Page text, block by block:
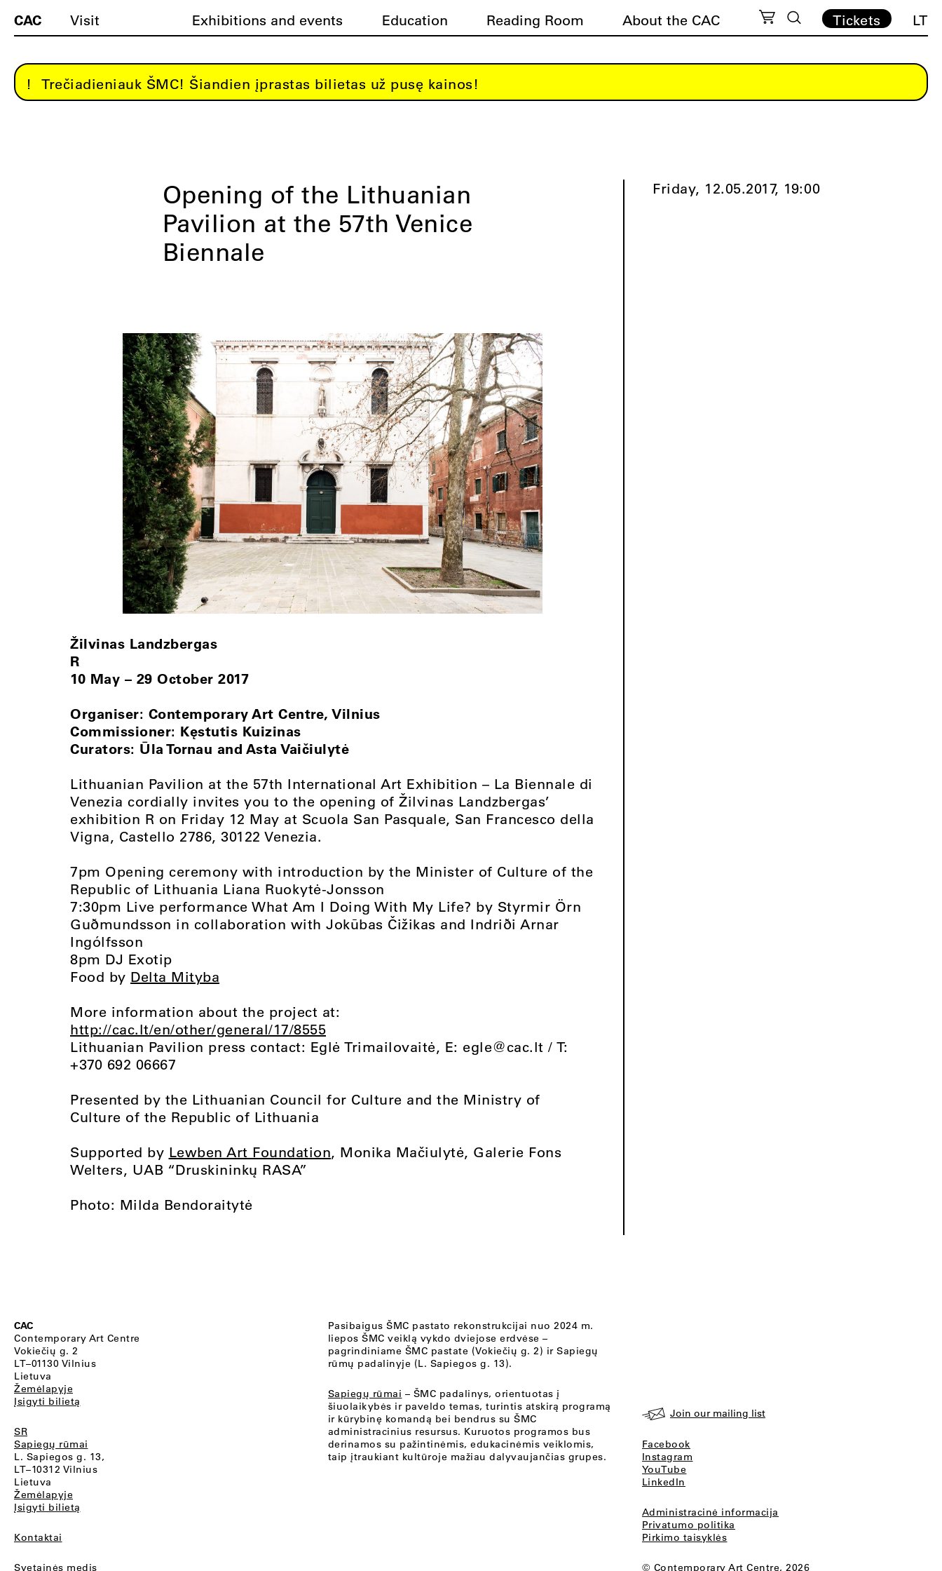
CAC Visit Exhibitions and events Education Reading Room About the CAC Tickets LT
Trečiadieniauk ŠMC! Šiandien įprastas bilietas už pusę kainos!
Opening of the Lithuanian
Pavilion at the 57th Venice
Biennale
Žilvinas Landzbergas
R
10 May – 29 October 2017
Organiser: Contemporary Art Centre, Vilnius
Commissioner: Kęstutis Kuizinas
Curators: Ūla Tornau and Asta Vaičiulytė
Lithuanian Pavilion at the 57th International Art Exhibition – La Biennale di
Venezia cordially invites you to the opening of Žilvinas Landzbergas’
exhibition R on Friday 12 May at Scuola San Pasquale, San Francesco della
Vigna, Castello 2786, 30122 Venezia.
7pm Opening ceremony with introduction by the Minister of Culture of the
Republic of Lithuania Liana Ruokytė-Jonsson
7:30pm Live performance What Am I Doing With My Life? by Styrmir Örn
Guðmundsson in collaboration with Jokūbas Čižikas and Indriði Arnar
Ingólfsson
8pm DJ Exotip
Food by Delta Mityba
More information about the project at:
http://cac.lt/en/other/general/17/8555
Lithuanian Pavilion press contact: Eglė Trimailovaitė, E: egle@cac.lt / T:
+370 692 06667
Presented by the Lithuanian Council for Culture and the Ministry of
Culture of the Republic of Lithuania
Supported by Lewben Art Foundation, Monika Mačiulytė, Galerie Fons
Welters, UAB “Druskininkų RASA”
Photo: Milda Bendoraitytė
Friday, 12.05.2017, 19:00
CAC
Contemporary Art Centre
Vokiečių g. 2
LT–01130 Vilnius
Lietuva
Žemėlapyje
Įsigyti bilietą
SR
Sapiegų rūmai
L. Sapiegos g. 13,
LT–10312 Vilnius
Lietuva
Žemėlapyje
Įsigyti bilietą
Kontaktai
Svetainės medis
Pasibaigus ŠMC pastato rekonstrukcijai nuo 2024 m.
liepos ŠMC veiklą vykdo dviejose erdvėse –
pagrindiniame ŠMC pastate (Vokiečių g. 2) ir Sapiegų
rūmų padalinyje (L. Sapiegos g. 13).
Sapiegų rūmai – ŠMC padalinys, orientuotas į
šiuolaikybės ir paveldo temas, turintis atskirą programą
ir kūrybinę komandą bei bendrus su ŠMC
administracinius resursus. Kuruotos programos bus
derinamos su pažintinėmis, edukacinėmis veiklomis,
taip įtraukiant kultūroje mažiau dalyvaujančias grupes.
Join our mailing list
Facebook
Instagram
YouTube
LinkedIn
Administracinė informacija
Privatumo politika
Pirkimo taisyklės
© Contemporary Art Centre, 2026